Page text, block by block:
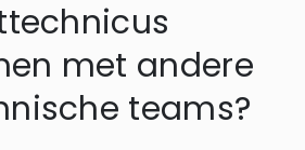
met andere
teams?